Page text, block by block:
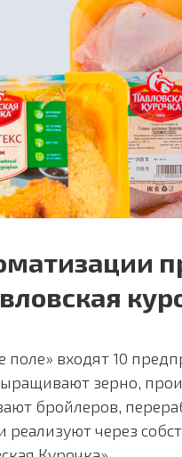
поле» входят 10
зерно,
бройлеров,
реализуют через